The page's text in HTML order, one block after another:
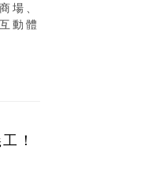
場、
動體
！